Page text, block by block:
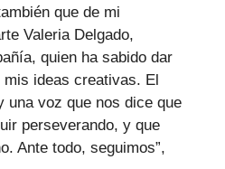
que de mi
Valeria Delgado,
quien ha sabido dar
ideas creativas. El
una voz que nos dice que
perseverando, y que
Ante todo, seguimos”,